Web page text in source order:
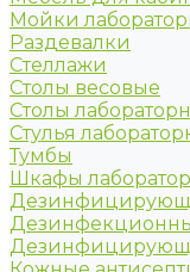
Мойки
Раздевалки
Стеллажи
Столы весовые
Столы
Стулья
Тумбы
Шкафы